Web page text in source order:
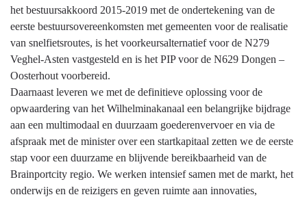
het bestuursakkoord 2015-2019 met de ondertekening van de
eerste bestuursovereenkomsten met gemeenten voor de realisatie
van snelfietsroutes, is het voorkeursalternatief voor de N279
Veghel-Asten vastgesteld en is het PIP voor de N629 Dongen –
Oosterhout voorbereid.
Daarnaast leveren we met de definitieve oplossing voor de
opwaardering van het Wilhelminakanaal een belangrijke bijdrage
aan een multimodaal en duurzaam goederenvervoer en via de
afspraak met de minister over een startkapitaal zetten we de eerste
stap voor een duurzame en blijvende bereikbaarheid van de
Brainportcity regio. We werken intensief samen met de markt, het
onderwijs en de reizigers en geven ruimte aan innovaties,